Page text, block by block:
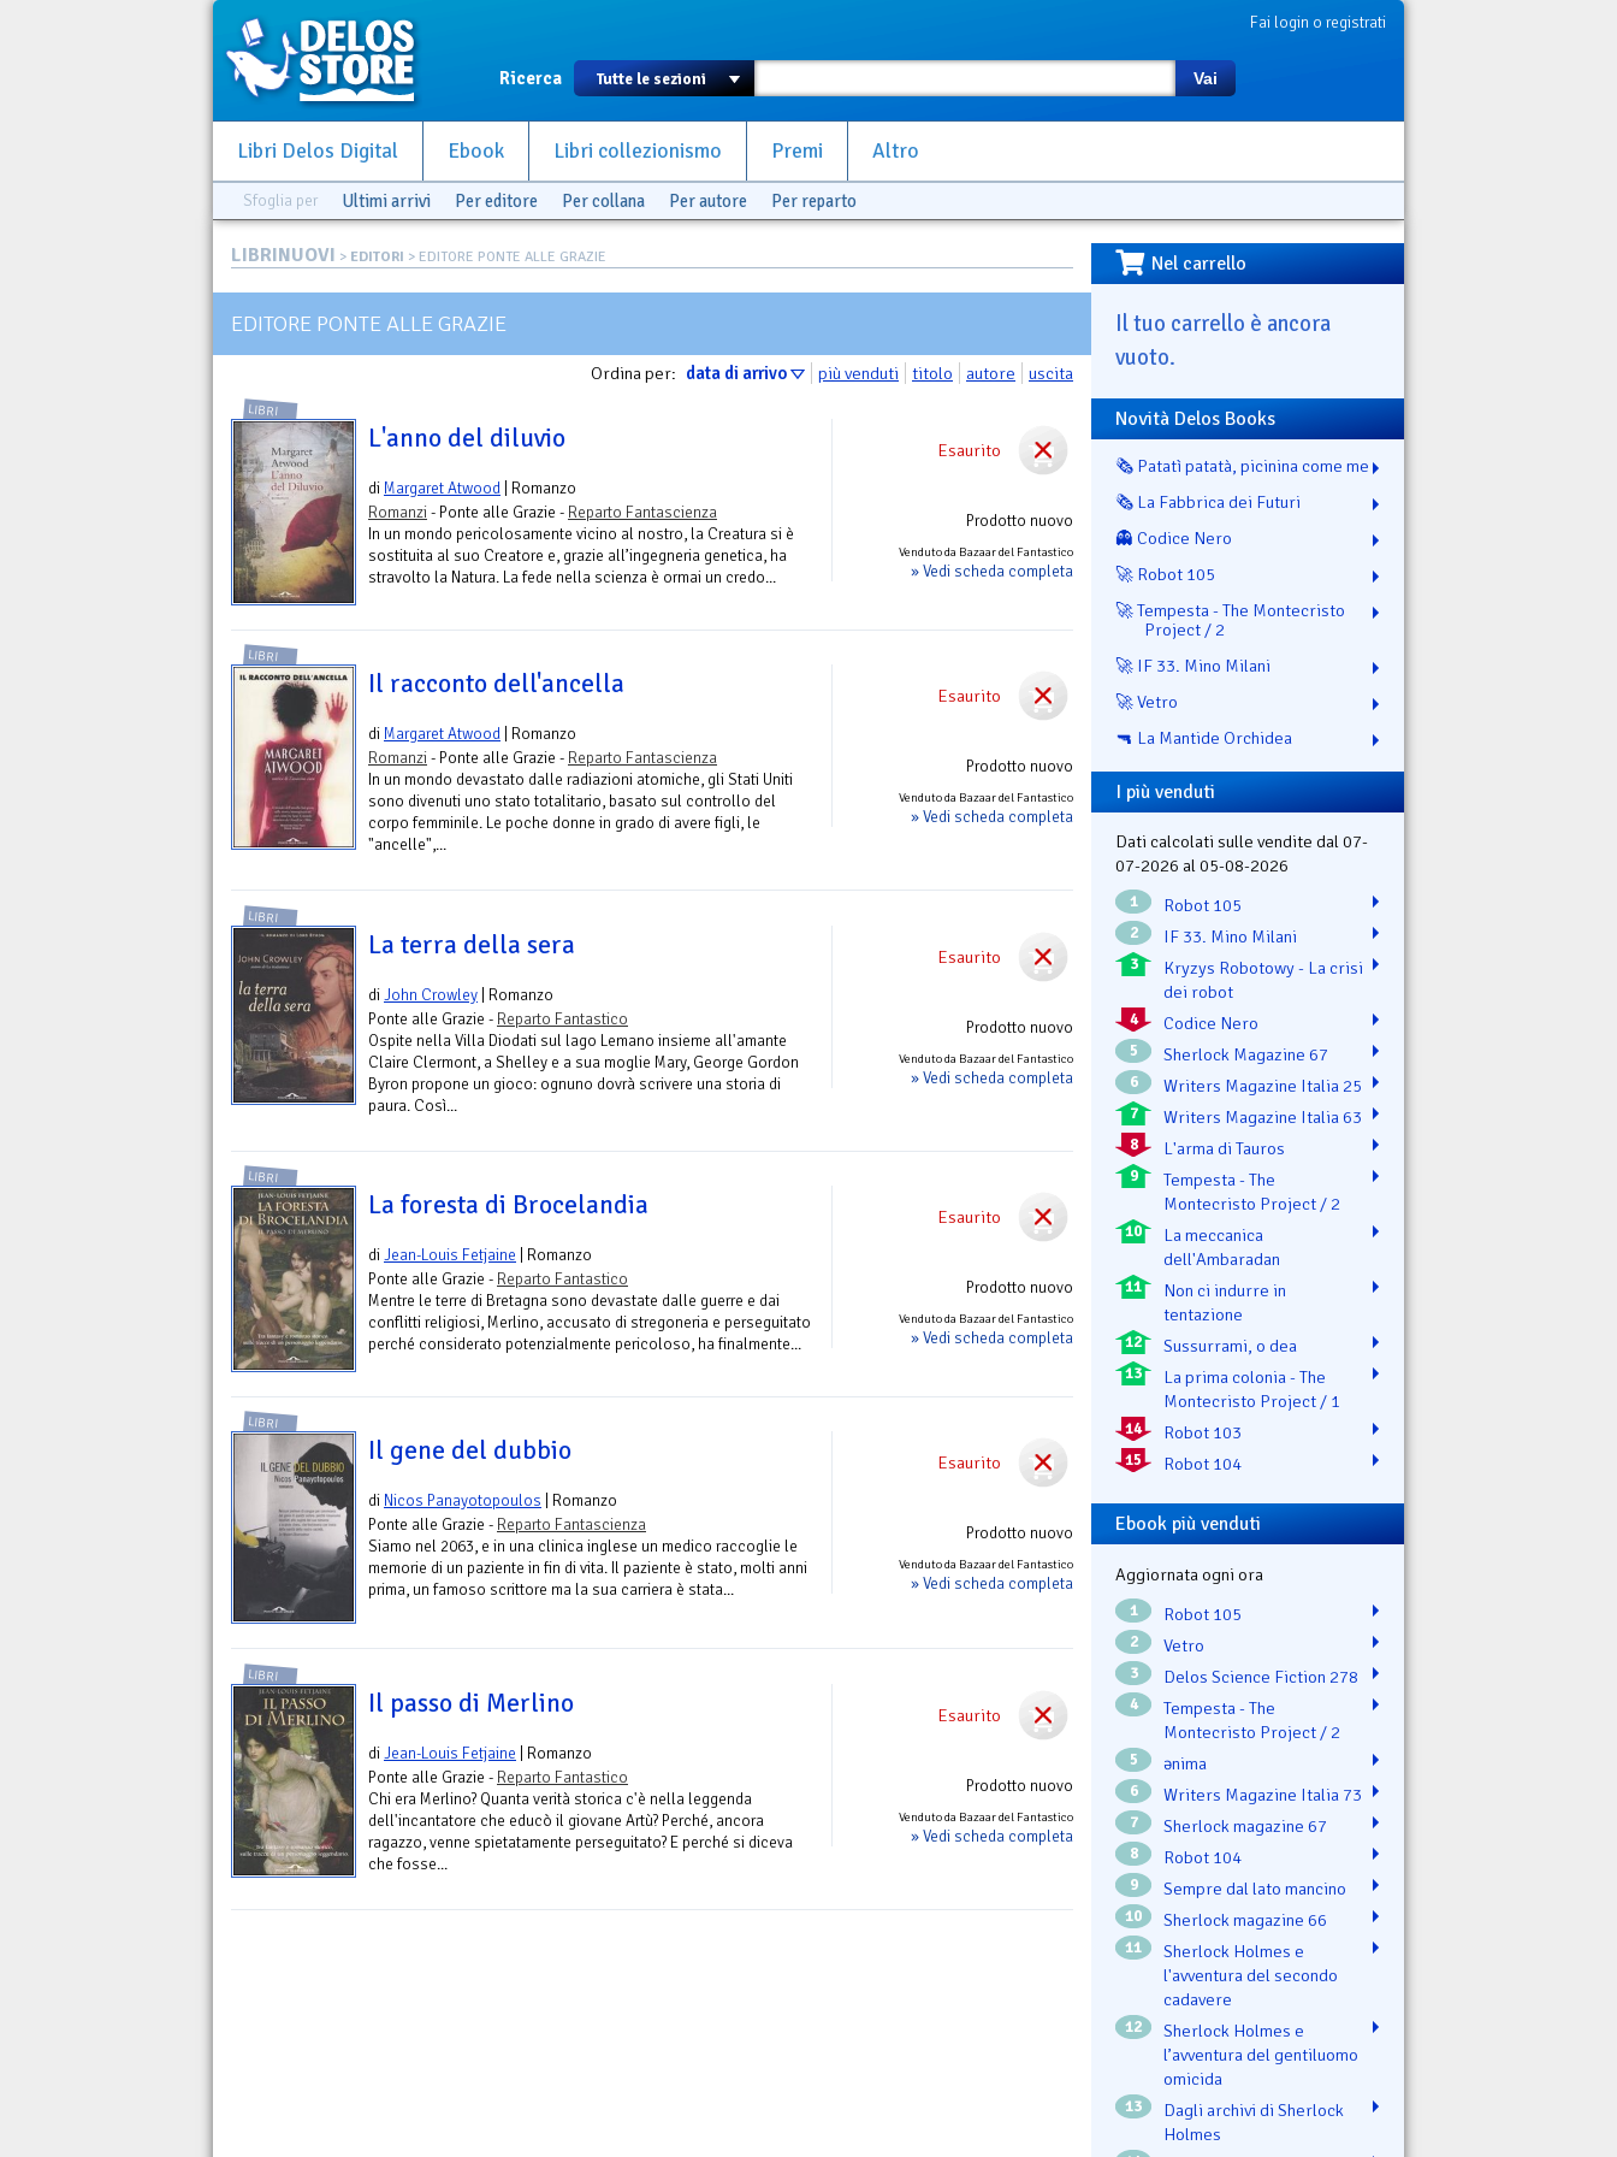
Fai login o registrati
Ricerca Vai
Libri Delos Digital Ebook Libri collezionismo Premi Altro
Sfoglia per Ultimi arrivi Per editore Per collana Per autore Per reparto
LIBRINUOVI > EDITORI > EDITORE PONTE ALLE GRAZIE
EDITORE PONTE ALLE GRAZIE
Ordina per: data di arrivo più venduti titolo autore uscita
Esaurito
Prodotto nuovo
Venduto da Bazaar del Fantastico
» Vedi scheda completa
LIBRI
L'anno del diluvio
di Margaret Atwood | Romanzo
Romanzi - Ponte alle Grazie - Reparto Fantascienza
In un mondo pericolosamente vicino al nostro, la Creatura si è
sostituita al suo Creatore e, grazie all’ingegneria genetica, ha
stravolto la Natura. La fede nella scienza è ormai un credo...
Esaurito
Prodotto nuovo
Venduto da Bazaar del Fantastico
» Vedi scheda completa
LIBRI
Il racconto dell'ancella
di Margaret Atwood | Romanzo
Romanzi - Ponte alle Grazie - Reparto Fantascienza
In un mondo devastato dalle radiazioni atomiche, gli Stati Uniti
sono divenuti uno stato totalitario, basato sul controllo del
corpo femminile. Le poche donne in grado di avere figli, le
"ancelle",...
Esaurito
Prodotto nuovo
Venduto da Bazaar del Fantastico
» Vedi scheda completa
LIBRI
La terra della sera
diJohn Crowley | Romanzo
Ponte alle Grazie - Reparto Fantastico
Ospite nella Villa Diodati sul lago Lemano insieme all'amante
Claire Clermont, a Shelley e a sua moglie Mary, George Gordon
Byron propone un gioco: ognuno dovrà scrivere una storia di
paura. Così...
Esaurito
Prodotto nuovo
Venduto da Bazaar del Fantastico
» Vedi scheda completa
LIBRI
La foresta di Brocelandia
diJean-Louis Fetjaine | Romanzo
Ponte alle Grazie - Reparto Fantastico
Mentre le terre di Bretagna sono devastate dalle guerre e dai
conflitti religiosi, Merlino, accusato di stregoneria e perseguitato
perché considerato potenzialmente pericoloso, ha finalmente...
Esaurito
Prodotto nuovo
Venduto da Bazaar del Fantastico
» Vedi scheda completa
LIBRI
Il gene del dubbio
di Nicos Panayotopoulos | Romanzo
Ponte alle Grazie - Reparto Fantascienza
Siamo nel 2063, e in una clinica inglese un medico raccoglie le
memorie di un paziente in fin di vita. Il paziente è stato, molti anni
prima, un famoso scrittore ma la sua carriera è stata...
Esaurito
Prodotto nuovo
Venduto da Bazaar del Fantastico
» Vedi scheda completa
LIBRI
Il passo di Merlino
diJean-Louis Fetjaine | Romanzo
Ponte alle Grazie - Reparto Fantastico
Chi era Merlino? Quanta verità storica c'è nella leggenda
dell'incantatore che educò il giovane Artù? Perché, ancora
ragazzo, venne spietatamente perseguitato? E perché si diceva
che fosse...
Nel carrello
Il tuo carrello è ancora
vuoto.
Novità Delos Books
🗞️ Patatì patatà, picinina come me
🗞️ La Fabbrica dei Futuri
👻 Codice Nero
🚀 Robot 105
🚀 Tempesta - The Montecristo
Project / 2
🚀 IF 33. Mino Milani
🚀 Vetro
🔫 La Mantide Orchidea
I più venduti
Dati calcolati sulle vendite dal 07-
07-2026 al 05-08-2026
1 Robot 105
2 IF 33. Mino Milani
3
Kryzys Robotowy - La crisi
dei robot
4 Codice Nero
5 Sherlock Magazine 67
6 Writers Magazine Italia 25
7 Writers Magazine Italia 63
8 L'arma di Tauros
9
Tempesta - The
Montecristo Project / 2
10
La meccanica
dell'Ambaradan
11
Non ci indurre in
tentazione
12 Sussurrami, o dea
13
La prima colonia - The
Montecristo Project / 1
14 Robot 103
15 Robot 104
Ebook più venduti
Aggiornata ogni ora
1 Robot 105
2 Vetro
3 Delos Science Fiction 278
4
Tempesta - The
Montecristo Project / 2
5 ənima
6 Writers Magazine Italia 73
7 Sherlock magazine 67
8 Robot 104
9 Sempre dal lato mancino
10 Sherlock magazine 66
11
Sherlock Holmes e
l'avventura del secondo
cadavere
12
Sherlock Holmes e
l’avventura del gentiluomo
omicida
13
Dagli archivi di Sherlock
Holmes